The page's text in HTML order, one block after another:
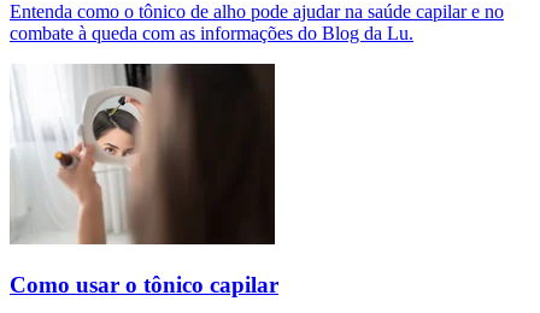
Entenda como o tônico de alho pode ajudar na saúde capilar e no
combate à queda com as informações do Blog da Lu.
Como usar o tônico capilar